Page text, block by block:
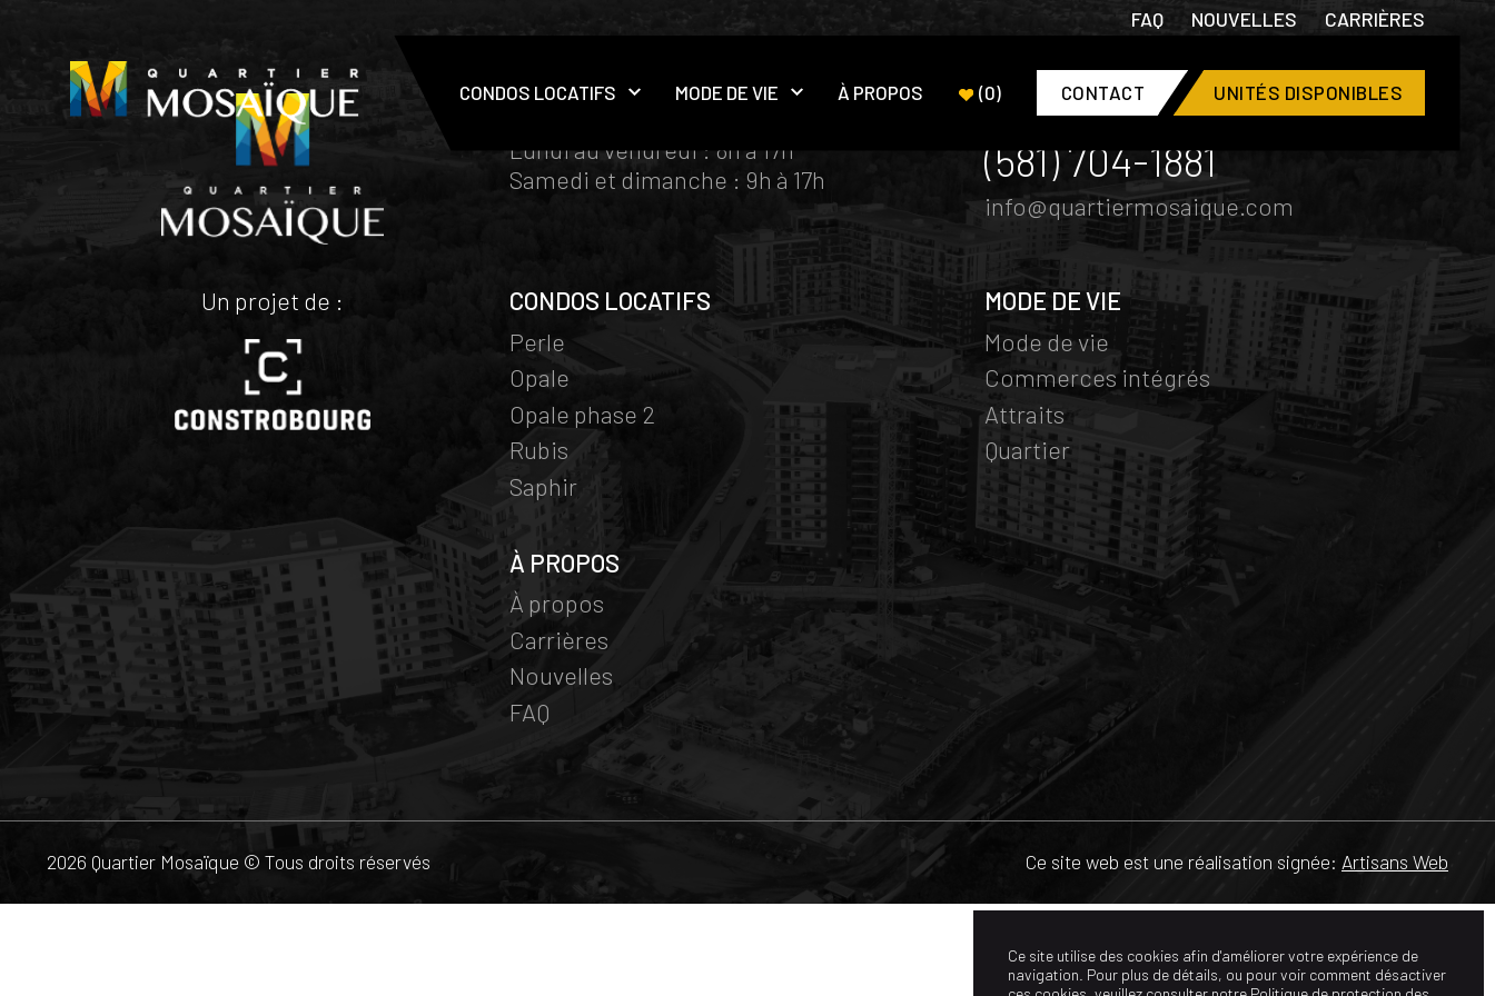
CONDOS LOCATIFS MODE DE VIE À PROPOS CONTACT UNITÉS DISPONIBLES
(0)
FAQ NOUVELLES CARRIÈRES
HORAIRE BUREAUX DES VENTES
Lundi au vendredi : 8h à 17h
Samedi et dimanche : 9h à 17h
CONTACT
(581) 704-1881
info@quartiermosaique.com
Un projet de :
CONDOS LOCATIFS
Perle
Opale
Opale phase 2
Rubis
Saphir
À PROPOS
À propos
Carrières
Nouvelles
FAQ
MODE DE VIE
Mode de vie
Commerces intégrés
Attraits
Quartier
2026 Quartier Mosaïque © Tous droits réservés Ce site web est une réalisation signée: Artisans Web
Ce site utilise des cookies afin d'améliorer votre expérience de
navigation. Pour plus de détails, ou pour voir comment désactiver